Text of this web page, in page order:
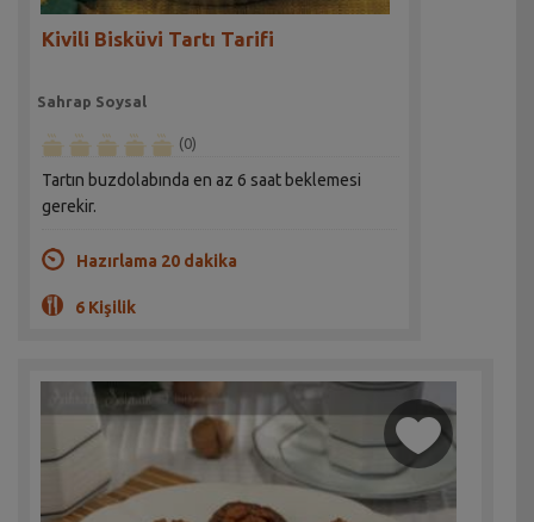
Kivili Bisküvi Tartı Tarifi
Sahrap Soysal
(0)
Tartın buzdolabında en az 6 saat beklemesi
gerekir.
Hazırlama 20 dakika
6 Kişilik